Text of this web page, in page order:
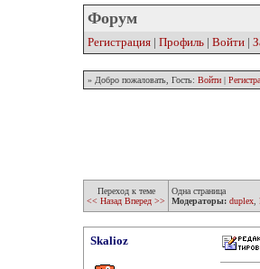
Форум
Регистрация | Профиль | Войти |
» Добро пожаловать, Гость: Войти |
Переход к теме
<< Назад Вперед >>
Одна страница
Модераторы: duplex
Skalioz